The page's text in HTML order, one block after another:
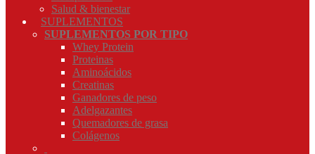
Salud & bienestar
SUPLEMENTOS
SUPLEMENTOS POR TIPO
Whey Protein
Proteinas
Aminoácidos
Creatinas
Ganadores de peso
Adelgazantes
Quemadores de grasa
Colágenos